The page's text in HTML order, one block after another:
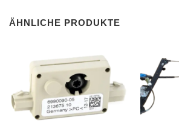
ÄHNLICHE PRODUKTE